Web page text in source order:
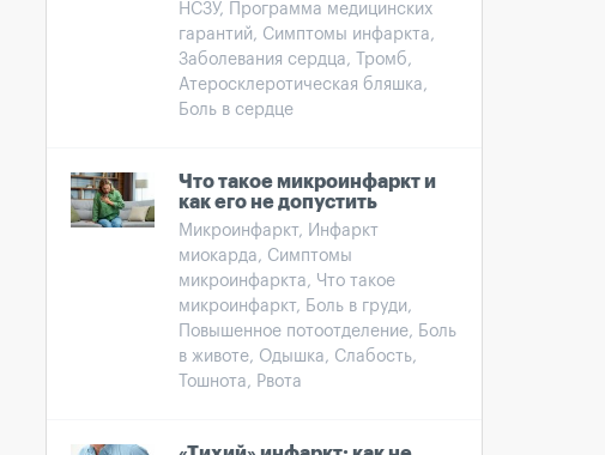
НСЗУ, Программа медицинских
гарантий, Симптомы инфаркта,
Заболевания сердца, Тромб,
Атеросклеротическая бляшка,
Боль в сердце
Что такое микроинфаркт и
как его не допустить
Микроинфаркт, Инфаркт
миокарда, Симптомы
микроинфаркта, Что такое
микроинфаркт, Боль в груди,
Повышенное потоотделение, Боль
в животе, Одышка, Слабость,
Тошнота, Рвота